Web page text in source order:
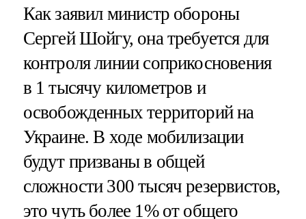
Как заявил министр обороны
Сергей Шойгу, она требуется для
контроля линии соприкосновения
в 1 тысячу километров и
освобожденных территорий на
Украине. В ходе мобилизации
будут призваны в общей
сложности 300 тысяч резервистов,
это чуть более 1% от общего